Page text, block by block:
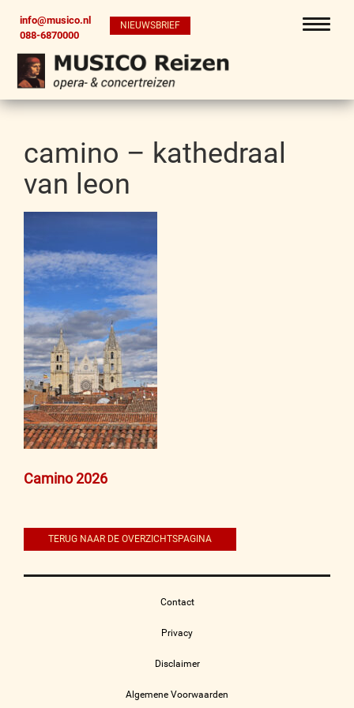
info@musico.nl
088-6870000
NIEUWSBRIEF
camino – kathedraal
van leon
Bericht
Camino 2026
TERUG NAAR DE OVERZICHTSPAGINA
Contact
Privacy
Disclaimer
Algemene Voorwaarden